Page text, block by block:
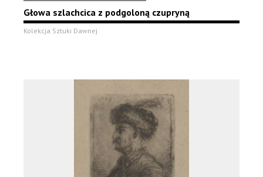
Głowa szlachcica z podgoloną czupryną
Kolekcja Sztuki Dawnej